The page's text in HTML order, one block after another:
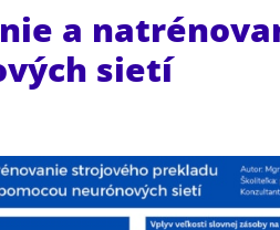
a
sietí